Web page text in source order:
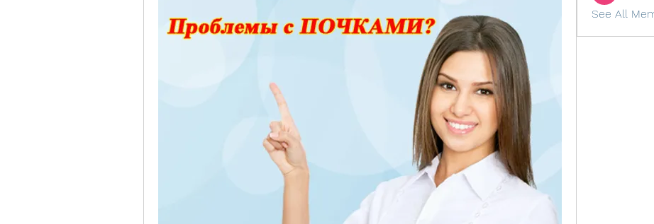
See All